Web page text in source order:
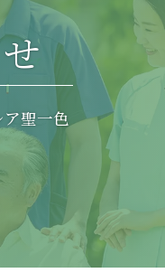
聖一色